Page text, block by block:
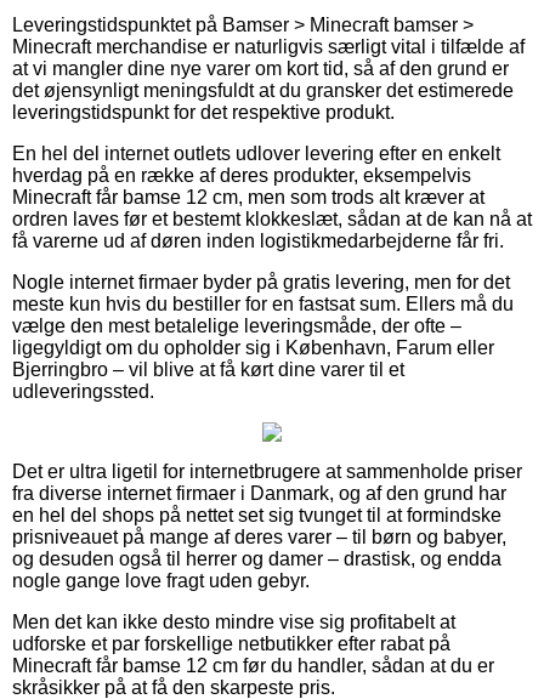
Leveringstidspunktet på Bamser > Minecraft bamser >
Minecraft merchandise er naturligvis særligt vital i tilfælde af
at vi mangler dine nye varer om kort tid, så af den grund er
det øjensynligt meningsfuldt at du gransker det estimerede
leveringstidspunkt for det respektive produkt.
En hel del internet outlets udlover levering efter en enkelt
hverdag på en række af deres produkter, eksempelvis
Minecraft får bamse 12 cm, men som trods alt kræver at
ordren laves før et bestemt klokkeslæt, sådan at de kan nå at
få varerne ud af døren inden logistikmedarbejderne får fri.
Nogle internet firmaer byder på gratis levering, men for det
meste kun hvis du bestiller for en fastsat sum. Ellers må du
vælge den mest betalelige leveringsmåde, der ofte –
ligegyldigt om du opholder sig i København, Farum eller
Bjerringbro – vil blive at få kørt dine varer til et
udleveringssted.
Det er ultra ligetil for internetbrugere at sammenholde priser
fra diverse internet firmaer i Danmark, og af den grund har
en hel del shops på nettet set sig tvunget til at formindske
prisniveauet på mange af deres varer – til børn og babyer,
og desuden også til herrer og damer – drastisk, og endda
nogle gange love fragt uden gebyr.
Men det kan ikke desto mindre vise sig profitabelt at
udforske et par forskellige netbutikker efter rabat på
Minecraft får bamse 12 cm før du handler, sådan at du er
skråsikker på at få den skarpeste pris.